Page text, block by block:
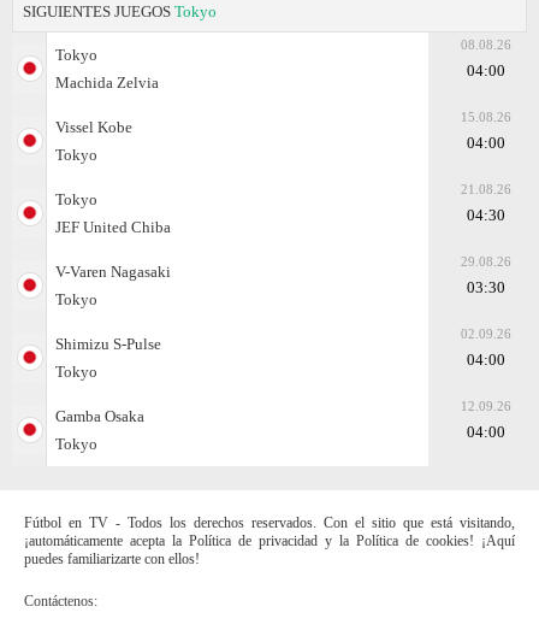
SIGUIENTES JUEGOS Tokyo
Tokyo
Machida Zelvia
08.08.26
04:00
Vissel Kobe
Tokyo
15.08.26
04:00
Tokyo
JEF United Chiba
21.08.26
04:30
V-Varen Nagasaki
Tokyo
29.08.26
03:30
Shimizu S-Pulse
Tokyo
02.09.26
04:00
Gamba Osaka
Tokyo
12.09.26
04:00
Fútbol en TV - Todos los derechos reservados. Con el sitio que está visitando,
¡automáticamente acepta la Política de privacidad y la Política de cookies! ¡Aquí
puedes familiarizarte con ellos!
Contáctenos: